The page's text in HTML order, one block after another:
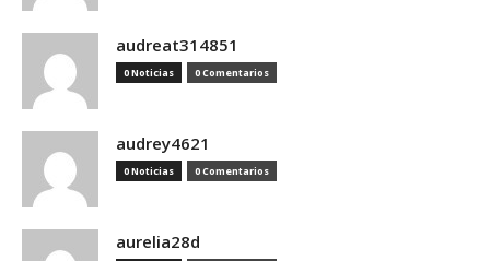
audreat314851
0 Noticias 0 Comentarios
audrey4621
0 Noticias 0 Comentarios
aurelia28d